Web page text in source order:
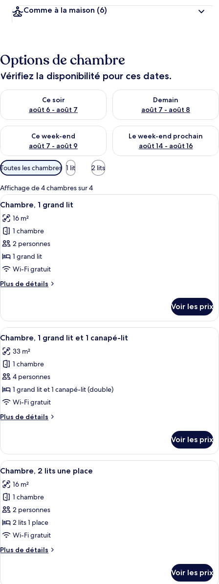
Comme à la maison (6)
Options de chambre
Vérifiez la disponibilité pour ces dates.
Ce soir
août 6 - août 7
Vérifier la disponibilité pour ce soir août 6 - août 7
Demain
août 7 - août 8
Vérifier la disponibilité pour
Ce week-end
août 7 - août 9
Vérifier la disponibilité pour ce week-end août 7 - août 9
Le week-end prochain
août 14 - août 16
Vérifier la disponibilité pour
Filtres
disponibles
pour
les
chambres
Toutes les chambres 1 lit 2 lits
Affichage de 4 chambres sur 4
Afficher
toutes
les
photos
pour
ce
type
chambre :
grand
lit
Un lit bien fait, avec deux lampes de
11
Chambre, 1 grand lit
16 m²
1 chambre
2 personnes
1 grand lit
Wi-Fi gratuit
Plus de détails
Plus
le
type
de
Chambre,
grand
lit
Voir les prix
Afficher
toutes
les
photos
pour
ce
type
chambre :
grand
lit
et
1
canapé-
lit
Une chambre d’hôtel avec un lit, un
13
Chambre, 1 grand lit et 1 canapé-lit
33 m²
1 chambre
4 personnes
1 grand lit et 1 canapé-lit (double)
Wi-Fi gratuit
Plus de détails
Plus
le
type
de
Chambre,
grand
lit
et
canapé-
lit
Voir les prix
Afficher
toutes
les
photos
pour
ce
type
chambre :
Une chambre d’hôtel avec un
9
Chambre, 2 lits une place
16 m²
1 chambre
2 personnes
2 lits 1 place
Wi-Fi gratuit
Plus de détails
Plus
Voir les prix